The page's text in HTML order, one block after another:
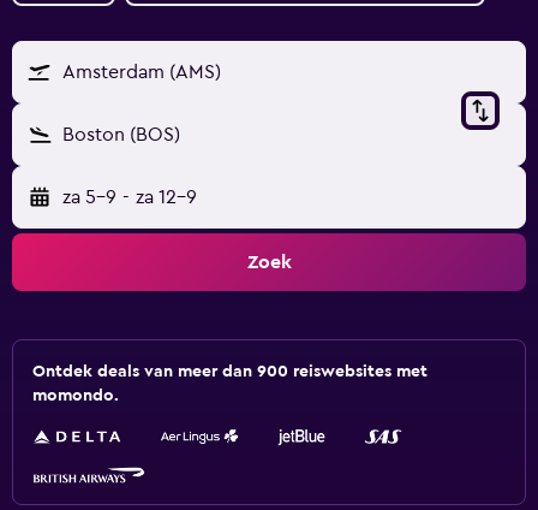
Amsterdam (AMS)
Boston (BOS)
za 5-9 - za 12-9
Zoek
Ontdek deals van meer dan 900 reiswebsites met
momondo.